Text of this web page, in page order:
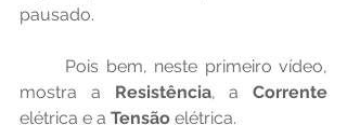
pausado.
mostra a Resistência, a Corrente
elétrica e a Tensão elétrica.